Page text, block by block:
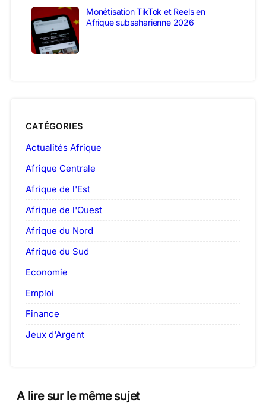
Monétisation TikTok et Reels en
Afrique subsaharienne 2026
CATÉGORIES
Actualités Afrique
Afrique Centrale
Afrique de l'Est
Afrique de l'Ouest
Afrique du Nord
Afrique du Sud
Economie
Emploi
Finance
Jeux d'Argent
A lire sur le même sujet